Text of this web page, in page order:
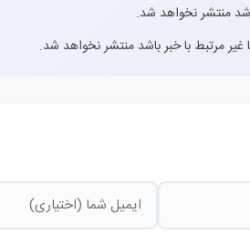
منتشر نخواهد شد.
غیر مرتبط با خبر باشد منتشر نخواهد شد.